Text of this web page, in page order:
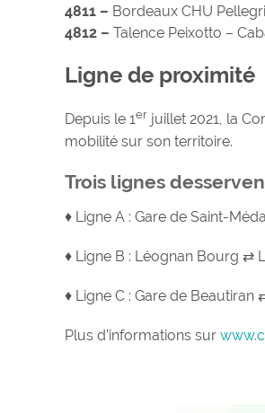
4811 – Bordeaux CHU
4812 – Talence Peixotto –
Ligne de proximité
Depuis le 1er juillet 2021, la
mobilité sur son territoire.
Trois lignes
♦ Ligne A : Gare de Saint-
♦ Ligne B : Léognan Bourg ⇄
♦ Ligne C : Gare de
Plus d’informations sur